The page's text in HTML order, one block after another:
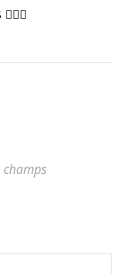
champs